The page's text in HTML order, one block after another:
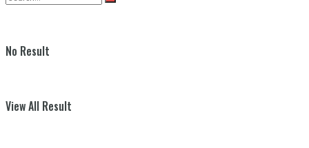
No Result
View All Result